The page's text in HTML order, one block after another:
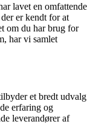
lavet en omfattende
er kendt for at
om du har brug for
har vi samlet
et bredt udvalg
erfaring og
leverandører af